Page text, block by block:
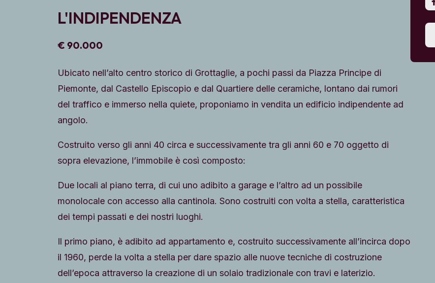
L'INDIPENDENZA
€ 90.000
Ubicato nell’alto centro storico di Grottaglie, a pochi passi da Piazza Principe di
Piemonte, dal Castello Episcopio e dal Quartiere delle ceramiche, lontano dai rumori
del traffico e immerso nella quiete, proponiamo in vendita un edificio indipendente ad
angolo.
Costruito verso gli anni 40 circa e successivamente tra gli anni 60 e 70 oggetto di
sopra elevazione, l’immobile è così composto:
Due locali al piano terra, di cui uno adibito a garage e l’altro ad un possibile
monolocale con accesso alla cantinola. Sono costruiti con volta a stella, caratteristica
dei tempi passati e dei nostri luoghi.
Il primo piano, è adibito ad appartamento e, costruito successivamente all’incirca dopo
il 1960, perde la volta a stella per dare spazio alle nuove tecniche di costruzione
dell’epoca attraverso la creazione di un solaio tradizionale con travi e laterizio.